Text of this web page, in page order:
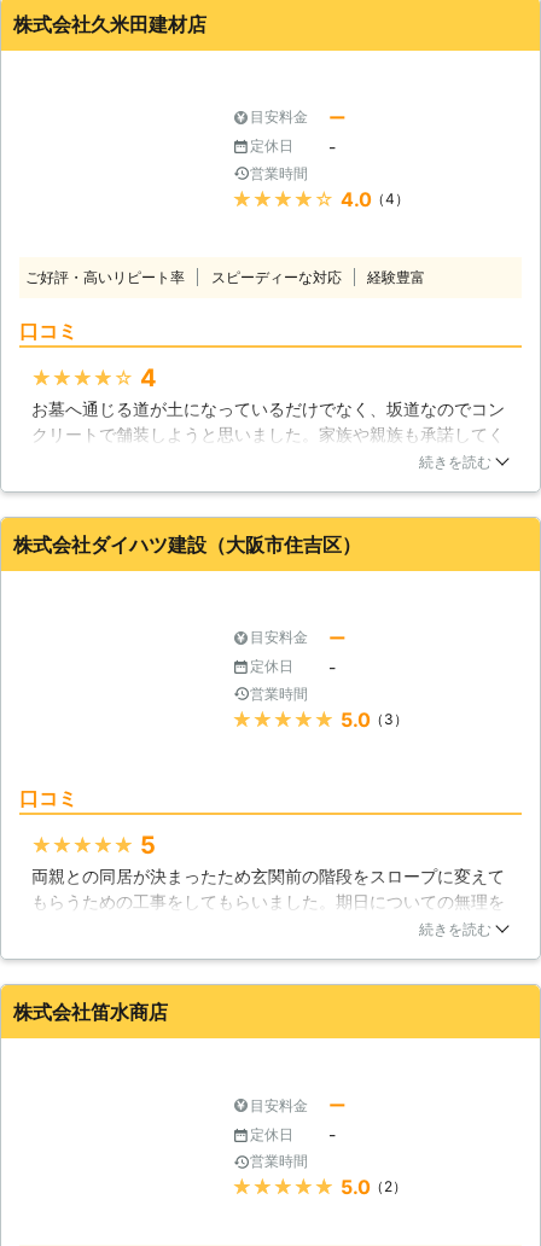
日の暮らしが楽しくなるのではないで
しょうか？
ス製のブロックも存在します。 デザ
イン性を向上させながら、同時にお庭
の通気性を維持してくれるのが透かし
ブロックです。こちらもデザインが豊
ます。ただし、ブロック塀の耐久性の
塀】 プライベートな空間が重視され
い塀を設置する家庭もあります。確か
に人の視線を防げますし、防風などに
強い力を発揮するでしょう。しかし湿
気が籠りやすいことからお家が傷みや
すく、また空き巣などが侵入しても周
いブロック塀も、使い方を誤ればデメ
リットの方が大きくなってしまいま
まわないよう、プロである私たちが相
の意見に逆らうようなことがあるかも
しれませんが、それもすべてはより良
い施工を実現するためなのです。是非
は、若い人と年配の人でしたが、しっかりとした作業をしてく
れました。ほぼ期待通りの仕上がりになったので、お金をかけ
株式会社久米田建材店
目安料金 ー
定休日 -
営業時間
★★★★★ 4.0（4）
ご好評・高いリピート率 スピーディーな対応 経験豊富
口コミ
★★★★★ 4
お墓へ通じる道が土になっているだけでなく、坂道なのでコン
クリートで舗装しようと思いました。家族や親族も承諾してく
れたので、業者に依頼することにしました。訪れた業者に現場
すとあるので承諾しました。次の日、業者はお墓の道の下から
コンクリート舗装を開始しました。滑りやすくて大変そうでし
2018年10月11日
続きを読む
株式会社ダイハツ建設（大阪市住吉区）
目安料金 ー
定休日 -
営業時間
★★★★★ 5.0（3）
口コミ
★★★★★ 5
両親との同居が決まったため玄関前の階段をスロープに変えて
もらうための工事をしてもらいました。期日についての無理を
聞いてもらえたのが嬉しかったのと、工事中の作業員さんも気
謝の気持ちでいっぱいです。
大阪府 大阪市住吉区 2016年12月23日
続きを読む
株式会社笛水商店
目安料金 ー
定休日 -
営業時間
★★★★★ 5.0（2）